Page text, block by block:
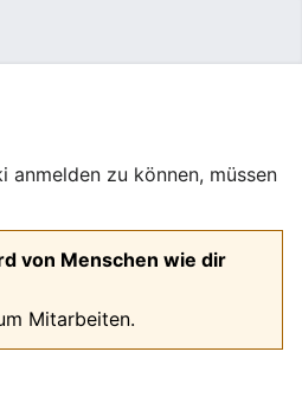
anmelden zu können, müssen
von Menschen wie dir
Mitarbeiten.